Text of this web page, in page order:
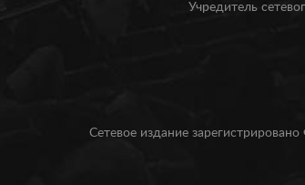
Учредитель
Сетевое издание